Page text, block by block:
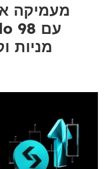
מניות